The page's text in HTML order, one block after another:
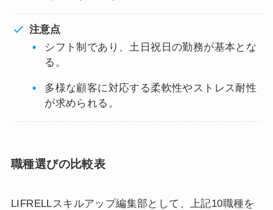
注意点
シフト制であり、土日祝日の勤務が基本とな
る。
多様な顧客に対応する柔軟性やストレス耐性
が求められる。
職種選びの比較表
LIFRELLスキルアップ編集部として、上記10職種を